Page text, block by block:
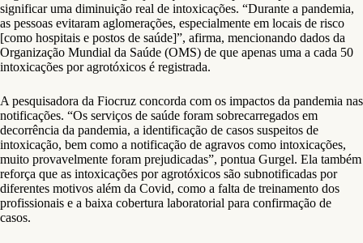
significar uma diminuição real de intoxicações. “Durante a pandemia,
as pessoas evitaram aglomerações, especialmente em locais de risco
[como hospitais e postos de saúde]”, afirma, mencionando dados da
Organização Mundial da Saúde (OMS) de que apenas uma a cada 50
intoxicações por agrotóxicos é registrada.
A pesquisadora da Fiocruz concorda com os impactos da pandemia nas
notificações. “Os serviços de saúde foram sobrecarregados em
decorrência da pandemia, a identificação de casos suspeitos de
intoxicação, bem como a notificação de agravos como intoxicações,
muito provavelmente foram prejudicadas”, pontua Gurgel. Ela também
reforça que as intoxicações por agrotóxicos são subnotificadas por
diferentes motivos além da Covid, como a falta de treinamento dos
profissionais e a baixa cobertura laboratorial para confirmação de
casos.